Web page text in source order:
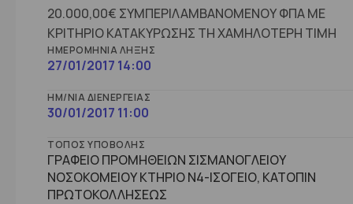
20.000,00€ ΣΥΜΠΕΡΙΛΑΜΒΑΝΟΜΕΝΟΥ ΦΠΑ ΜΕ
ΚΡΙΤΗΡΙΟ ΚΑΤΑΚΥΡΩΣΗΣ ΤΗ ΧΑΜΗΛΟΤΕΡΗ ΤΙΜΗ
ΗΜΕΡΟΜΗΝΊΑ ΛΉΞΗΣ
27/01/2017 14:00
ΗΜ/ΝΊΑ ΔΙΕΝΈΡΓΕΙΑΣ
30/01/2017 11:00
ΤΌΠΟΣ ΥΠΟΒΟΛΉΣ
ΓΡΑΦΕΙΟ ΠΡΟΜΗΘΕΙΩΝ ΣΙΣΜΑΝΟΓΛΕΙΟΥ
ΝΟΣΟΚΟΜΕΙΟΥ ΚΤΗΡΙΟ Ν4-ΙΣΟΓΕΙΟ, ΚΑΤΟΠΙΝ
ΠΡΩΤΟΚΟΛΛΗΣΕΩΣ